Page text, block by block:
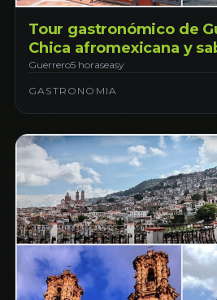
Tour gastronómico de
Chica afromexicana y
Guerrero5 horaseasy
GASTRONOMIA